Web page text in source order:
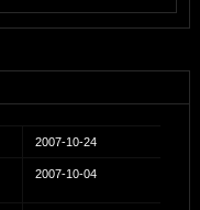
2007-10-24
2007-10-04